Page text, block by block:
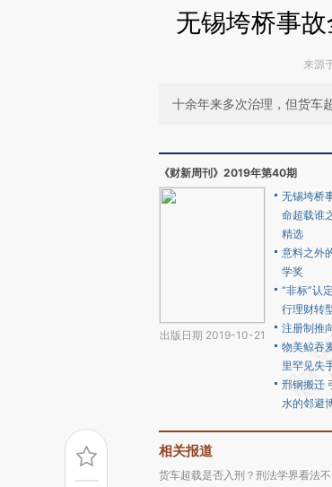
无锡垮桥事
来源
十余年来多次治理，但货车
《财新周刊》2019年第40期
出版日期 2019-10-21
无锡垮桥
命超载谁
精选
意料之外
学奖
“非标”认
行理财转
注册制推
物美鲸吞
里罕见失
邢钢搬迁
水的邻避
相关报道
货车超载是否入刑？刑法学界看法